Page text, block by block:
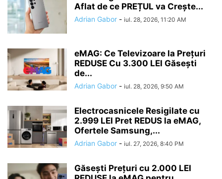
Aflat de ce PREȚUL va Crește...
Adrian Gabor - iul. 28, 2026, 11:20 AM
eMAG: Ce Televizoare la Prețuri
REDUSE Cu 3.300 LEI Găsești
de...
Adrian Gabor - iul. 28, 2026, 9:50 AM
Electrocasnicele Resigilate cu
2.999 LEI Pret REDUS la eMAG,
Ofertele Samsung,...
Adrian Gabor - iul. 27, 2026, 8:40 PM
Găsești Prețuri cu 2.000 LEI